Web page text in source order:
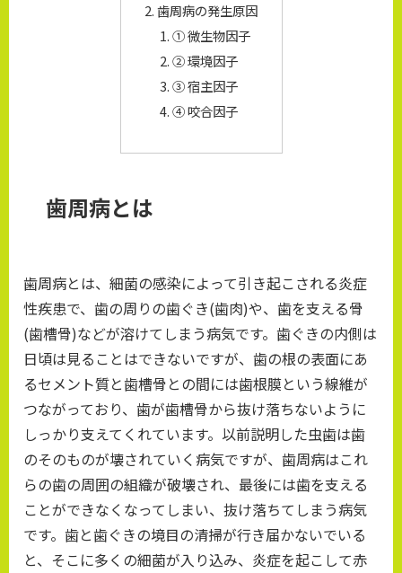
歯周病の発生原因
① 微生物因子
② 環境因子
③ 宿主因子
④ 咬合因子
歯周病とは
歯周病とは、細菌の感染によって引き起こされる炎症
性疾患で、歯の周りの歯ぐき(歯肉)や、歯を支える骨
(歯槽骨)などが溶けてしまう病気です。歯ぐきの内側は
日頃は見ることはできないですが、歯の根の表面にあ
るセメント質と歯槽骨との間には歯根膜という線維が
つながっており、歯が歯槽骨から抜け落ちないように
しっかり支えてくれています。以前説明した虫歯は歯
のそのものが壊されていく病気ですが、歯周病はこれ
らの歯の周囲の組織が破壊され、最後には歯を支える
ことができなくなってしまい、抜け落ちてしまう病気
です。歯と歯ぐきの境目の清掃が行き届かないでいる
と、そこに多くの細菌が入り込み、炎症を起こして赤